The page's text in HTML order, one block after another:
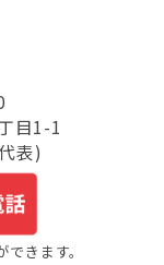
目1-1
表)
きます。